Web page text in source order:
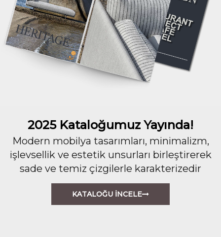
2025 Kataloğumuz Yayında!
Modern mobilya tasarımları, minimalizm,
işlevsellik ve estetik unsurları birleştirerek
sade ve temiz çizgilerle karakterizedir
KATALOĞU İNCELE